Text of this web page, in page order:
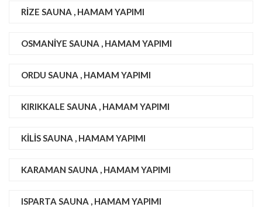
RIZE SAUNA , HAMAM YAPIMI
OSMANIYE SAUNA , HAMAM YAPIMI
ORDU SAUNA , HAMAM YAPIMI
KIRIKKALE SAUNA , HAMAM YAPIMI
KILIS SAUNA , HAMAM YAPIMI
KARAMAN SAUNA , HAMAM YAPIMI
ISPARTA SAUNA , HAMAM YAPIMI